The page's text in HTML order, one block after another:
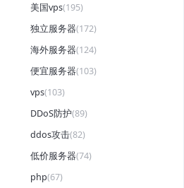
美国vps(195)
独立服务器(172)
海外服务器(124)
便宜服务器(103)
vps(103)
DDoS防护(89)
ddos攻击(82)
低价服务器(74)
php(67)